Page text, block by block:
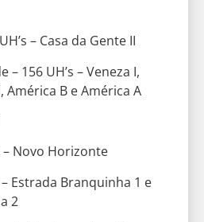
– Casa da Gente II
– 156 UH’s – Veneza I,
América B e América A
– Novo Horizonte
– Estrada Branquinha 1 e
2